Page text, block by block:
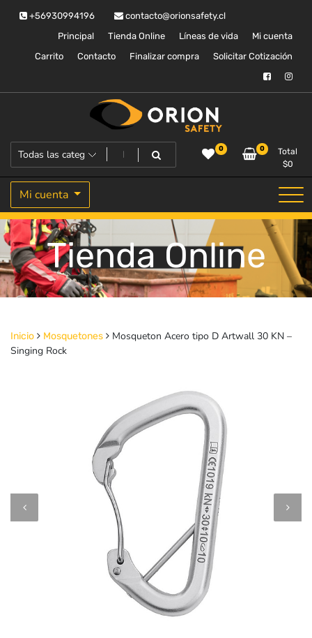
+56930994196
contacto@orionsafety.cl
Principal
Tienda Online Líneas de vida
Mi cuenta
Carrito
Contacto Finalizar compra Solicitar Cotización
Orion Safety
Equipos de proteccion personal 0 0
Total
$0
Mi cuenta
Tienda Online
Inicio Mosquetones
Mosqueton Acero tipo D Artwall 30 KN –
Singing Rock